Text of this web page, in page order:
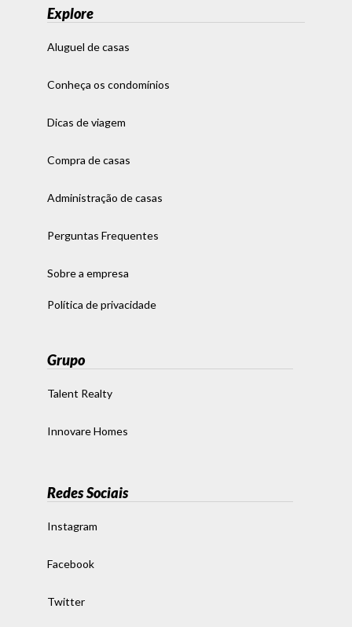
Explore
Aluguel de casas
Conheça os condomínios
Dicas de viagem
Compra de casas
Administração de casas
Perguntas Frequentes
Sobre a empresa
Política de privacidade
Grupo
Talent Realty
Innovare Homes
Redes Sociais
Instagram
Facebook
Twitter